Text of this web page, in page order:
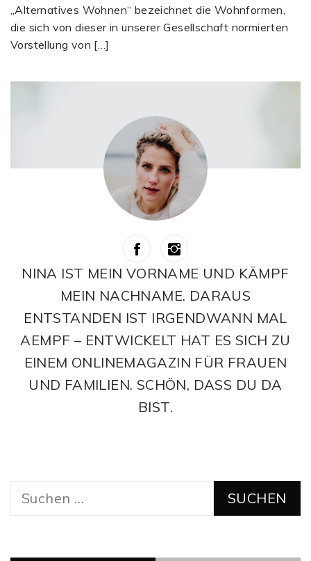
„Alternatives Wohnen“ bezeichnet die Wohnformen,
die sich von dieser in unserer Gesellschaft normierten
Vorstellung von […]
NINA IST MEIN VORNAME UND KÄMPF
MEIN NACHNAME. DARAUS
ENTSTANDEN IST IRGENDWANN MAL
AEMPF – ENTWICKELT HAT ES SICH ZU
EINEM ONLINEMAGAZIN FÜR FRAUEN
UND FAMILIEN. SCHÖN, DASS DU DA
BIST.
Suchen